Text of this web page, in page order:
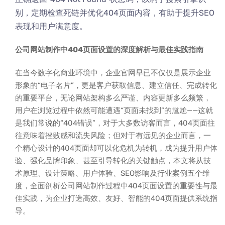
别，定期检查死链并优化404页面内容，有助于提升SEO
表现和用户满意度。
公司网站制作中404页面设置的深度解析与最佳实践指南
在当今数字化商业环境中，企业官网早已不仅仅是展示企业
形象的“电子名片”，更是客户获取信息、建立信任、完成转化
的重要平台，无论网站架构多么严谨、内容更新多么频繁，
用户在浏览过程中依然可能遭遇“页面未找到”的尴尬——这就
是我们常说的“404错误”，对于大多数访客而言，404页面往
往意味着挫败感和流失风险；但对于有远见的企业而言，一
个精心设计的404页面却可以化危机为转机，成为提升用户体
验、强化品牌印象、甚至引导转化的关键触点，本文将从技
术原理、设计策略、用户体验、SEO影响及行业案例五个维
度，全面剖析公司网站制作过程中404页面设置的重要性与最
佳实践，为企业打造高效、友好、智能的404页面提供系统指
导。